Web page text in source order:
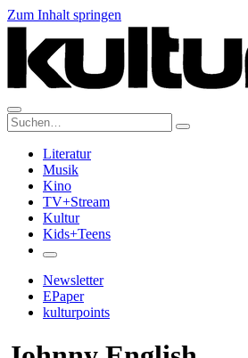
Zum Inhalt springen
Suche:
Literatur
Musik
Kino
TV+Stream
Kultur
Kids+Teens
Newsletter
EPaper
kulturpoints